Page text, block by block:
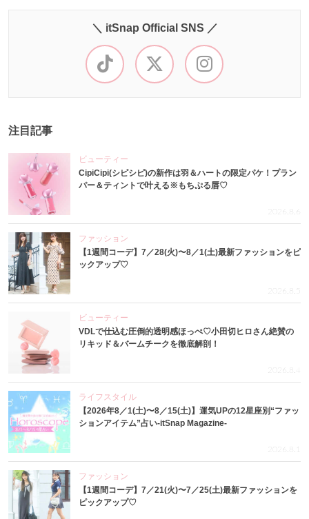
＼ itSnap Official SNS ／
注目記事
ビューティー
CipiCipi(シピシピ)の新作は羽＆ハートの限定パケ！プラン
パー＆ティントで叶える※もちぷる唇♡
2026.8.6
ファッション
【1週間コーデ】7／28(火)〜8／1(土)最新ファッションをピ
ックアップ♡
2026.8.5
ビューティー
VDLで仕込む圧倒的透明感ほっぺ♡小田切ヒロさん絶賛の
リキッド＆バームチークを徹底解剖！
2026.8.4
ライフスタイル
【2026年8／1(土)〜8／15(土)】運気UPの12星座別“ファッ
ションアイテム”占い-itSnap Magazine-
2026.8.1
ファッション
【1週間コーデ】7／21(火)〜7／25(土)最新ファッションを
ピックアップ♡